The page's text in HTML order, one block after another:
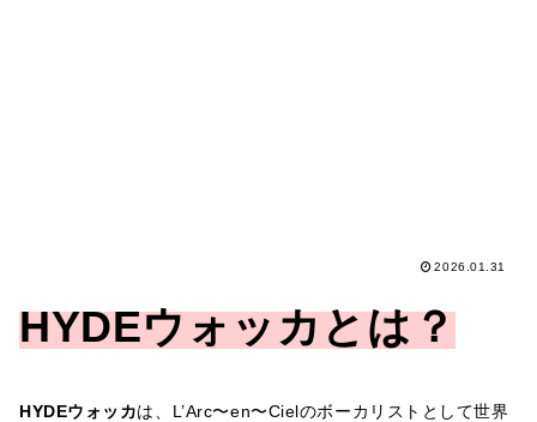
2026.01.31
HYDEウォッカとは？
HYDEウォッカは、L’Arc〜en〜Cielのボーカリストとして世界